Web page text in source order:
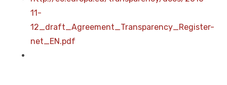
11-
12_draft_Agreement_Transparency_Register-
net_EN.pdf